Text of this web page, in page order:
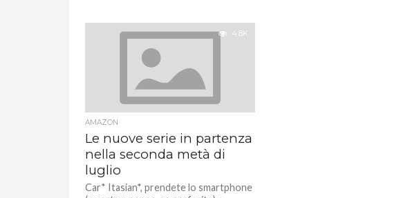
4.8K
AMAZON
Le nuove serie in partenza
nella seconda metà di
luglio
Car* Itasian*, prendete lo smartphone